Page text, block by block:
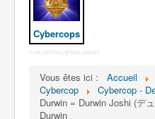
Épisodes
Chronologie
Fanservice
Cybercops
Cybercops
Free Joomla Lightbox Gallery
Vous êtes ici : Accueil
Cybercop
Cybercop -
Durwin = Durwin Joshi (デ
Durwin